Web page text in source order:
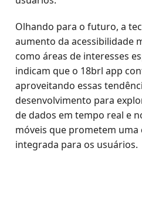
Olhando para o futuro, a
aumento da acessibilidade
como áreas de interesses
indicam que o 18brl app
aproveitando essas
desenvolvimento para
de dados em tempo real e
móveis que prometem uma
integrada para os usuários.